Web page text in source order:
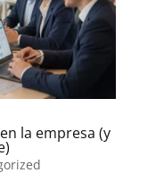
la empresa (y